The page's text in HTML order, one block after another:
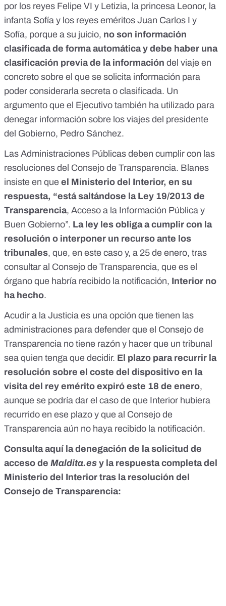
por los reyes Felipe VI y Letizia, la princesa Leonor, la
infanta Sofía y los reyes eméritos Juan Carlos I y
Sofía, porque a su juicio, no son información
clasificada de forma automática y debe haber una
clasificación previa de la información del viaje en
concreto sobre el que se solicita información para
poder considerarla secreta o clasificada. Un
argumento que el Ejecutivo también ha utilizado para
denegar información sobre los viajes del presidente
del Gobierno, Pedro Sánchez.
Las Administraciones Públicas deben cumplir con las
resoluciones del Consejo de Transparencia. Blanes
insiste en que el Ministerio del Interior, en su
respuesta, “está saltándose la Ley 19/2013 de
Transparencia, Acceso a la Información Pública y
Buen Gobierno”. La ley les obliga a cumplir con la
resolución o interponer un recurso ante los
tribunales, que, en este caso y, a 25 de enero, tras
consultar al Consejo de Transparencia, que es el
órgano que habría recibido la notificación, Interior no
ha hecho.
Acudir a la Justicia es una opción que tienen las
administraciones para defender que el Consejo de
Transparencia no tiene razón y hacer que un tribunal
sea quien tenga que decidir. El plazo para recurrir la
resolución sobre el coste del dispositivo en la
visita del rey emérito expiró este 18 de enero,
aunque se podría dar el caso de que Interior hubiera
recurrido en ese plazo y que al Consejo de
Transparencia aún no haya recibido la notificación.
Consulta aquí la denegación de la solicitud de
acceso de Maldita.es y la respuesta completa del
Ministerio del Interior tras la resolución del
Consejo de Transparencia: